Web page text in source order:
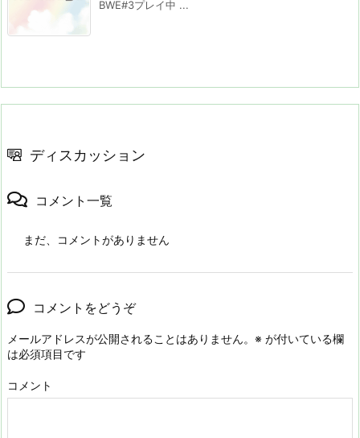
BWE#3プレイ中 ...
ディスカッション
コメント一覧
まだ、コメントがありません
コメントをどうぞ
メールアドレスが公開されることはありません。 ※ が付いている欄
は必須項目です
コメント